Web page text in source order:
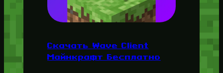
Скачать Wave Client
Майнкрафт Бесплатно